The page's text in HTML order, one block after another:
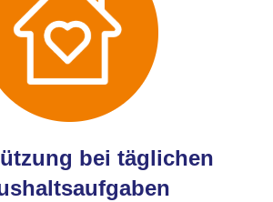
bei täglichen